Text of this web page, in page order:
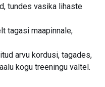
tundes vasika lihaste
tagasi maapinnale,
arvu kordusi, tagades,
kogu treeningu vältel.